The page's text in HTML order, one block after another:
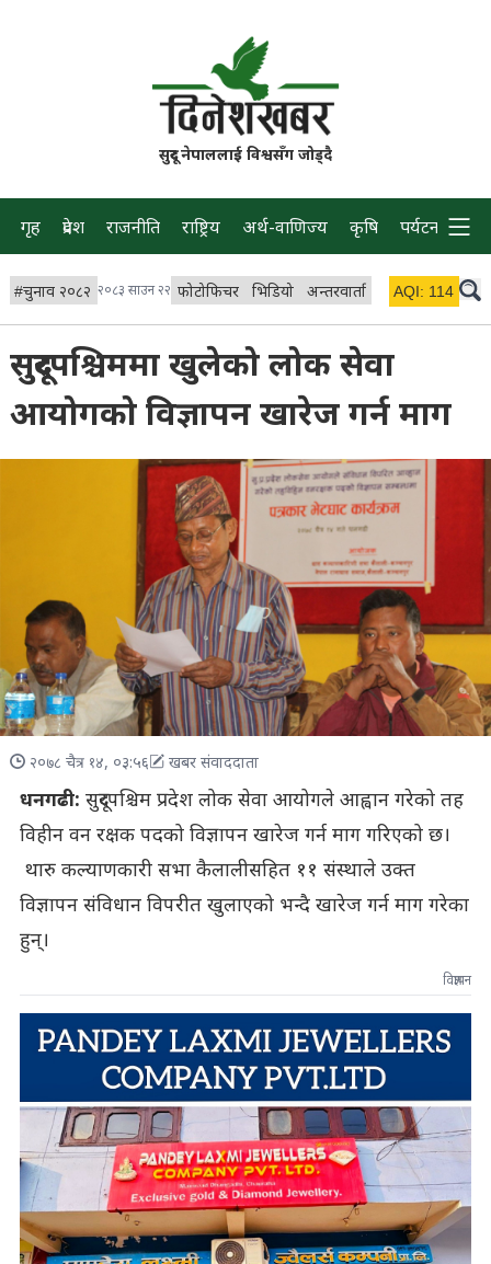
सुदूर नेपाललाई विश्वसँग जोड्दै
गृह प्रदेश राजनीति राष्ट्रिय अर्थ-वाणिज्य कृषि पर्यटन प्रवास
#चुनाव २०८२ २०८३ साउन २२ फोटोफिचर भिडियो अन्तरवार्ता विचार/ब्लग
AQI: 114
सुदूरपश्चिममा खुलेको लोक सेवा
आयोगको विज्ञापन खारेज गर्न माग
२०७८ चैत्र १४, ०३:५६ खबर संवाददाता
धनगढी: सुदूरपश्चिम प्रदेश लोक सेवा आयोगले आह्वान गरेको तह
विहीन वन रक्षक पदको विज्ञापन खारेज गर्न माग गरिएको छ।
थारु कल्याणकारी सभा कैलालीसहित ११ संस्थाले उक्त
विज्ञापन संविधान विपरीत खुलाएको भन्दै खारेज गर्न माग गरेका
हुन्।
विज्ञापन